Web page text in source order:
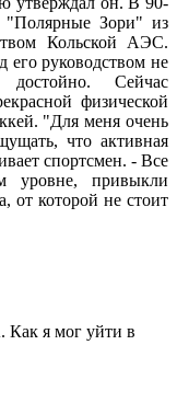
"Полярные Зори" из
Кольской АЭС.
его руководством не
Сейчас
физической
"Для меня очень
что активная
спортсмен. - Все
уровне, привыкли
от которой не стоит
я мог уйти в